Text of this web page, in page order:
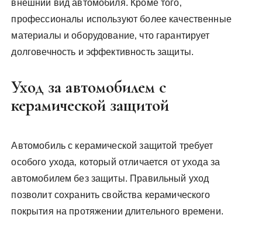
внешний вид автомобиля. Кроме того‚
профессионалы используют более качественные
материалы и оборудование‚ что гарантирует
долговечность и эффективность защиты.
Уход за автомобилем с
керамической защитой
Автомобиль с керамической защитой требует
особого ухода‚ который отличается от ухода за
автомобилем без защиты. Правильный уход
позволит сохранить свойства керамического
покрытия на протяжении длительного времени.